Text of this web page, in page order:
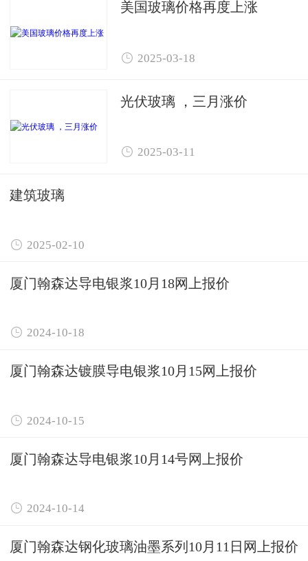
美国玻璃价格再度上涨
 2025-03-18
光伏玻璃 ，三月涨价
 2025-03-11
建筑玻璃
 2025-02-10
厦门翰森达导电银浆10月18网上报价
 2024-10-18
厦门翰森达镀膜导电银浆10月15网上报价
 2024-10-15
厦门翰森达导电银浆10月14号网上报价
 2024-10-14
厦门翰森达钢化玻璃油墨系列10月11日网上报价